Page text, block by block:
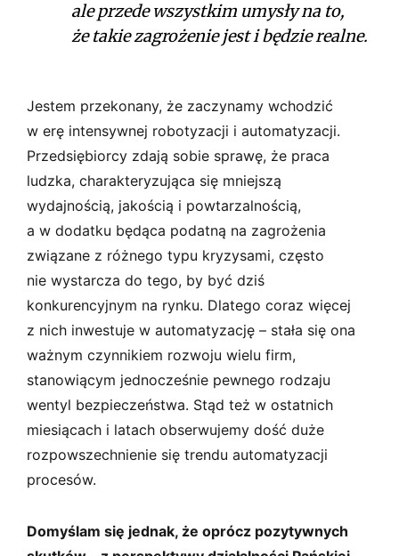
ale przede wszystkim umysły na to,
że takie zagrożenie jest i będzie realne.
Jestem przekonany, że zaczynamy wchodzić
w erę intensywnej robotyzacji i automatyzacji.
Przedsiębiorcy zdają sobie sprawę, że praca
ludzka, charakteryzująca się mniejszą
wydajnością, jakością i powtarzalnością,
a w dodatku będąca podatną na zagrożenia
związane z różnego typu kryzysami, często
nie wystarcza do tego, by być dziś
konkurencyjnym na rynku. Dlatego coraz więcej
z nich inwestuje w automatyzację – stała się ona
ważnym czynnikiem rozwoju wielu firm,
stanowiącym jednocześnie pewnego rodzaju
wentyl bezpieczeństwa. Stąd też w ostatnich
miesiącach i latach obserwujemy dość duże
rozpowszechnienie się trendu automatyzacji
procesów.
Domyślam się jednak, że oprócz pozytywnych